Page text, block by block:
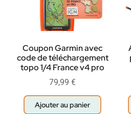
Coupon Garmin avec
code de téléchargement
topo 1/4 France v4 pro
79,99 €
Ajouter au panier